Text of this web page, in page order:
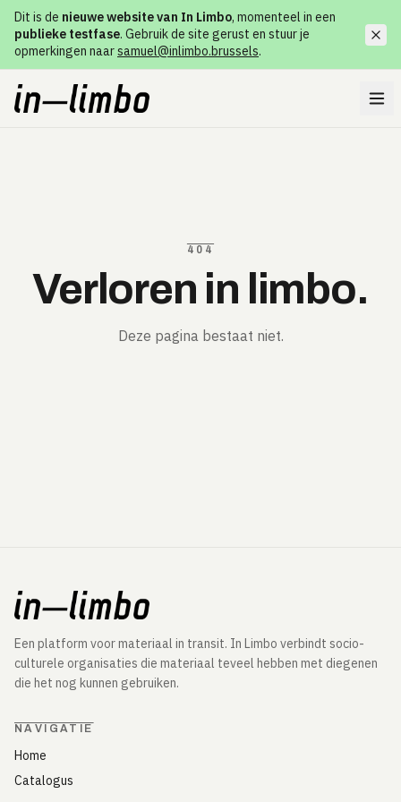
Dit is de nieuwe website van In Limbo, momenteel in een
publieke testfase. Gebruik de site gerust en stuur je
opmerkingen naarsamuel@inlimbo.brussels.
404
Verloren in limbo.
Deze pagina bestaat niet.
Een platform voor materiaal in transit. In Limbo verbindt socio-
culturele organisaties die materiaal teveel hebben met diegenen
die het nog kunnen gebruiken.
NAVIGATIE
Home
Catalogus